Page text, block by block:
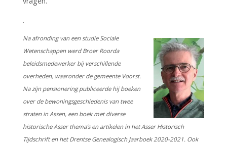
.
Na afronding van een studie Sociale
Wetenschappen werd Broer Roorda
beleidsmedewerker bij verschillende
overheden, waaronder de gemeente Voorst.
Na zijn pensionering publiceerde hij boeken
over de bewoningsgeschiedenis van twee
straten in Assen, een boek met diverse
historische Asser thema’s en artikelen in het Asser Historisch
Tijdschrift en het Drentse Genealogisch Jaarboek 2020-2021. Ook